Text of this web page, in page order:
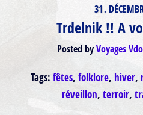
31.
Trdelnik !! A
Posted byVoyages
Tags: fêtes, folklore, hiver,
réveillon, terroir,